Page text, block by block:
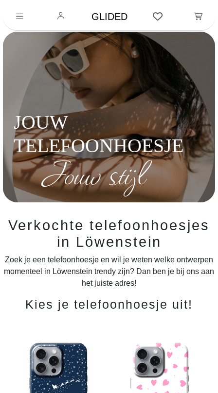
GLIDED
JOUW
TELEFOONHOESJE
Jouw stijl
Verkochte telefoonhoesjes
in Löwenstein
Zoek je een telefoonhoesje en wil je weten welke ontwerpen
momenteel in Löwenstein trendy zijn? Dan ben je bij ons aan
het juiste adres!
Kies je telefoonhoesje uit!